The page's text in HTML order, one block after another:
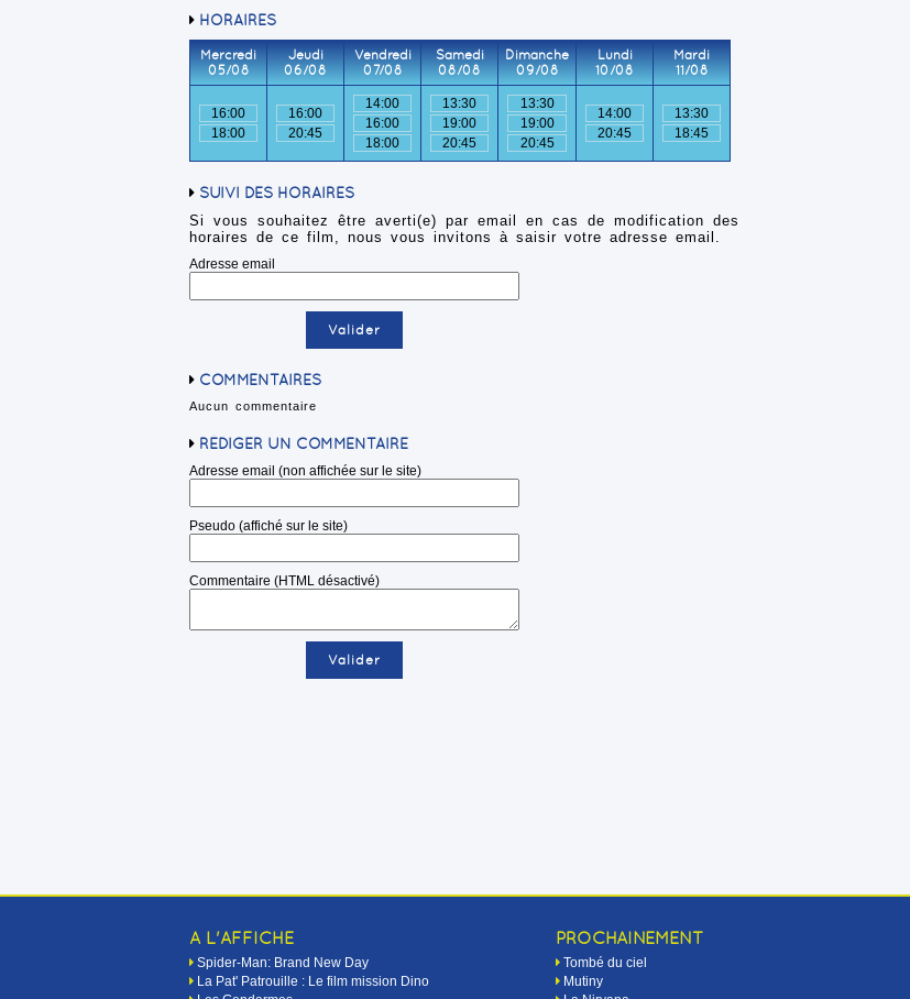
HORAIRES
Mercredi
05/08
Jeudi
06/08
Vendredi
07/08
Samedi
08/08
Dimanche
09/08
Lundi
10/08
Mardi
11/08
16:00
18:00
16:00
20:45
14:00
16:00
18:00
13:30
19:00
20:45
13:30
19:00
20:45
14:00
20:45
13:30
18:45
SUIVI DES HORAIRES
Si vous souhaitez être averti(e) par email en cas de modification des
horaires de ce film, nous vous invitons à saisir votre adresse email.
Adresse email
COMMENTAIRES
Aucun commentaire
RÉDIGER UN COMMENTAIRE
Adresse email (non affichée sur le site)
Pseudo (affiché sur le site)
Commentaire (HTML désactivé)
A L'AFFICHE
Spider-Man: Brand New Day
La Pat' Patrouille : Le film mission Dino
PROCHAINEMENT
Tombé du ciel
Mutiny